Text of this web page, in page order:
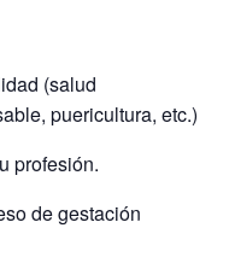
(salud
puericultura, etc.)
profesión.
de gestación